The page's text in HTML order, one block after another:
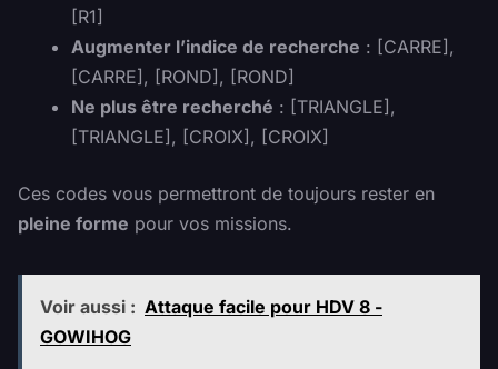
[R1]
Augmenter l’indice de recherche : [CARRE],
[CARRE], [ROND], [ROND]
Ne plus être recherché : [TRIANGLE],
[TRIANGLE], [CROIX], [CROIX]
Ces codes vous permettront de toujours rester en
pleine forme pour vos missions.
Voir aussi : Attaque facile pour HDV 8 -
GOWIHOG